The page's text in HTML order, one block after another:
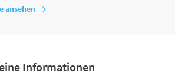
ansehen
Informationen